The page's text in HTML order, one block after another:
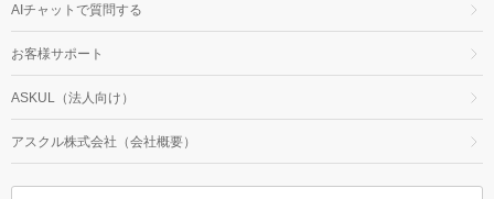
AIチャットで質問する
お客様サポート
ASKUL（法人向け）
アスクル株式会社（会社概要）